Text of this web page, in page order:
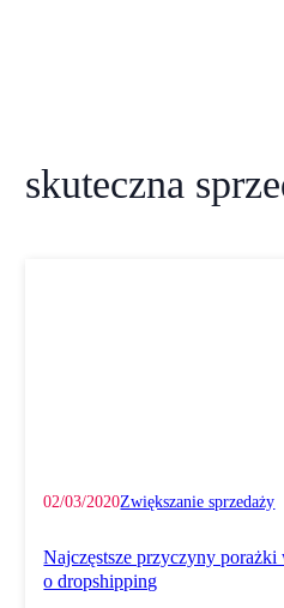
skuteczna
02/03/2020Zwiększanie sprzedaży
Najczęstsze przyczyny porażki
o dropshipping